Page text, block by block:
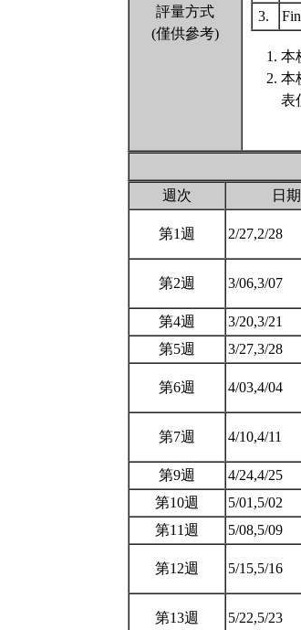
評量方式
(僅供參考)
3.
本
本
表
週次
日期
第1週 2/27,2/28
第2週 3/06,3/07
第4週
3/20,3/21
第5週
3/27,3/28
第6週 4/03,4/04
第7週 4/10,4/11
第9週
4/24,4/25
第10週
5/01,5/02
第11週
5/08,5/09
第12週 5/15,5/16
第13週 5/22,5/23